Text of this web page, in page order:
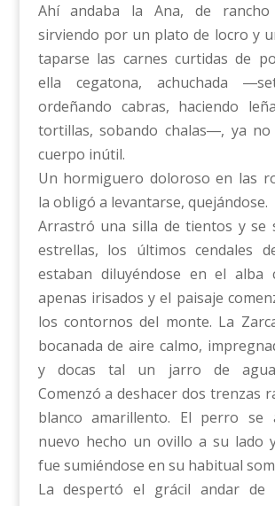
Ahí andaba la Ana, de
sirviendo por un plato de locro y
taparse las carnes curtidas de
ella cegatona, achuchada
ordeñando cabras, haciendo
tortillas, sobando chalas―, ya
cuerpo inútil.
Un hormiguero doloroso en las
la obligó a levantarse, quejándose.
Arrastró una silla de tientos y se
estrellas, los últimos cendales
estaban diluyéndose en el alba
apenas irisados y el paisaje
los contornos del monte. La
bocanada de aire calmo,
y docas tal un jarro de agua
Comenzó a deshacer dos trenzas
blanco amarillento. El perro se
nuevo hecho un ovillo a su lado
fue sumiéndose en su habitual
La despertó el grácil andar